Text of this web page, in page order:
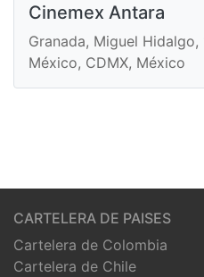
Cinemex Antara
Granada, Miguel
México, CDMX, México
CARTELERA DE PAISES
Cartelera de Colombia
Cartelera de Chile